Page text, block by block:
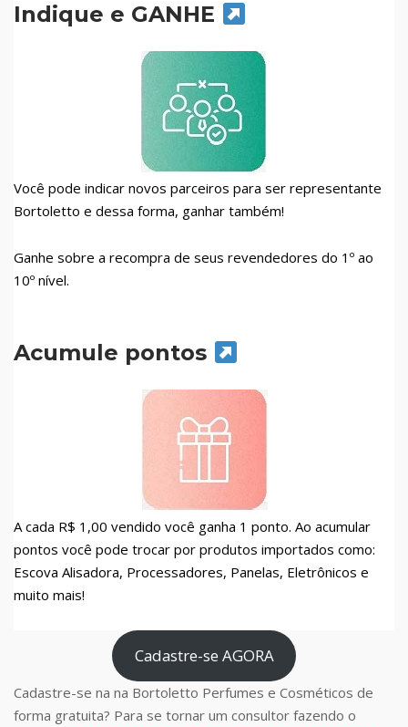
Indique e GANHE
Você pode indicar novos parceiros para ser representante
Bortoletto e dessa forma, ganhar também!
Ganhe sobre a recompra de seus revendedores do 1º ao
10º nível.
Acumule pontos
A cada R$ 1,00 vendido você ganha 1 ponto. Ao acumular
pontos você pode trocar por produtos importados como:
Escova Alisadora, Processadores, Panelas, Eletrônicos e
muito mais!
Cadastre-se AGORA
Cadastre-se na na Bortoletto Perfumes e Cosméticos de
forma gratuita? Para se tornar um consultor fazendo o